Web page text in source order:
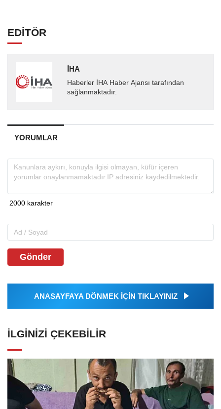
EDİTÖR
İHA
Haberler İHA Haber Ajansı tarafından
sağlanmaktadır.
YORUMLAR
Gönder
ANASAYFAYA DÖNMEK İÇİN TIKLAYINIZ
İLGINIZI ÇEKEBILIR